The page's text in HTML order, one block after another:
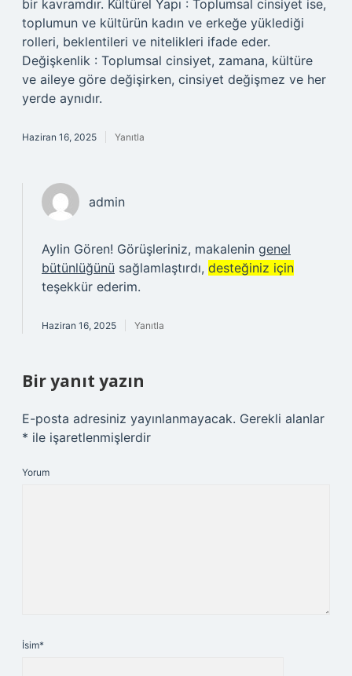
bir kavramdır. Kültürel Yapı : Toplumsal cinsiyet ise,
toplumun ve kültürün kadın ve erkeğe yüklediği
rolleri, beklentileri ve nitelikleri ifade eder.
Değişkenlik : Toplumsal cinsiyet, zamana, kültüre
ve aileye göre değişirken, cinsiyet değişmez ve her
yerde aynıdır.
Haziran 16, 2025 Yanıtla
admin
Aylin Gören! Görüşleriniz, makalenin genel
bütünlüğünü sağlamlaştırdı, desteğiniz için
teşekkür ederim.
Haziran 16, 2025 Yanıtla
Bir yanıt yazın
E-posta adresiniz yayınlanmayacak. Gerekli alanlar
* ile işaretlenmişlerdir
Yorum
İsim*